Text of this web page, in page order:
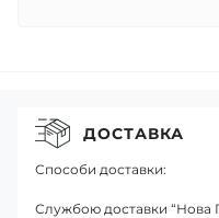
ДОСТАВКА
Способи доставки:
Службою доставки “Нова